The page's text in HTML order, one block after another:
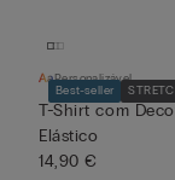
Best-seller
Personalizável
T-Shirt com
Elástico
14,90 €